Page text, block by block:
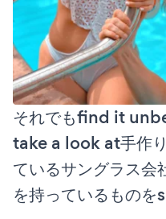
それでもfind it
take a look at手作
ているサングラス
を持っているもの